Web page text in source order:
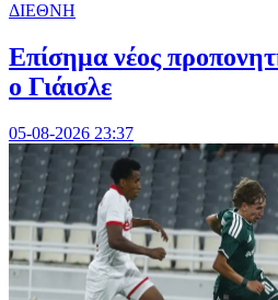
ΔΙΕΘΝΗ
Επίσημα νέος
ο Γιάισλε
05-08-2026 23:37